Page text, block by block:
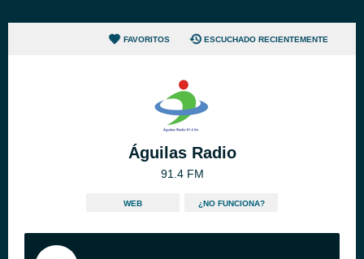
FAVORITOS ESCUCHADO RECIENTEMENTE
Águilas Radio
91.4 FM
WEB ¿NO FUNCIONA?